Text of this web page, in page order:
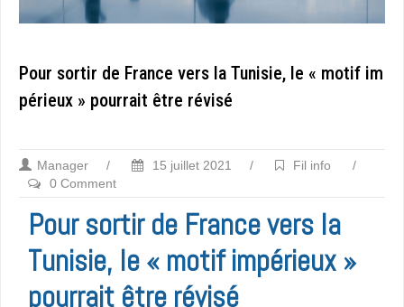
Pour sortir de France vers la Tunisie, le « motif im
périeux » pourrait être révisé
Manager / 15 juillet 2021 / Fil info
/
0 Comment
Pour sortir de France vers la
Tunisie, le « motif impérieux »
pourrait être révisé